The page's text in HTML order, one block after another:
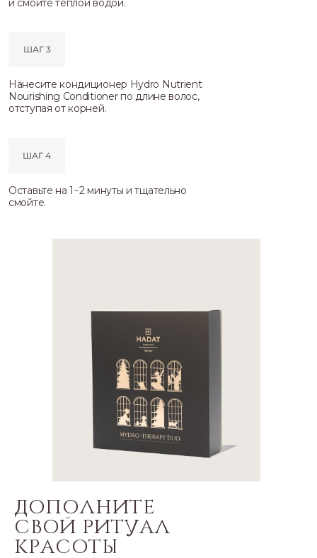
и смойте тёплой водой.
Нанесите кондиционер Hydro Nutrient
Nourishing Conditioner по длине волос,
отступая от корней.
ШАГ 3
Оставьте на 1−2 минуты и тщательно
смойте.
ШАГ 4
ДОПОЛНИТЕ
СВОЙ РИТУАЛ
КРАСОТЫ